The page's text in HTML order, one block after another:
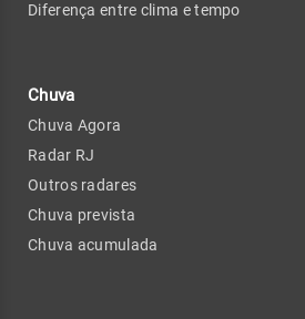
Diferença entre clima e tempo
Chuva
Chuva Agora
Radar RJ
Outros radares
Chuva prevista
Chuva acumulada